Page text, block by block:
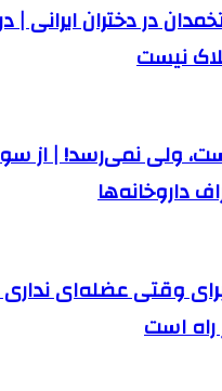
در دختران ایرانی |
نیست
ولی نمی‌رسد! | از
داروخانه‌ها
وقتی عضله‌ای
راه است